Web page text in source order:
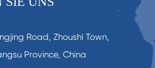
Road, Zhoushi Town,
Province, China